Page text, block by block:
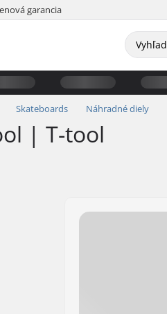
garancia
Skateboards Náhradné diely
| T-tool